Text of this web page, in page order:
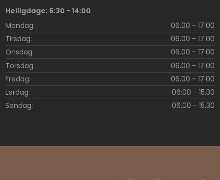
Helligdage: 6:30 - 14:00
Mandag: ​
06.00 - 17.00
Tirsdag: ​
06.00 - 17.00
Onsdag: ​
06.00 - 17.00
Torsdag: ​
06.00 - 17.00
Fredag: ​
06.00 - 17.00
Lørdag: ​
06:00 - 15.30
Søndag: ​
06.00 - 15.30